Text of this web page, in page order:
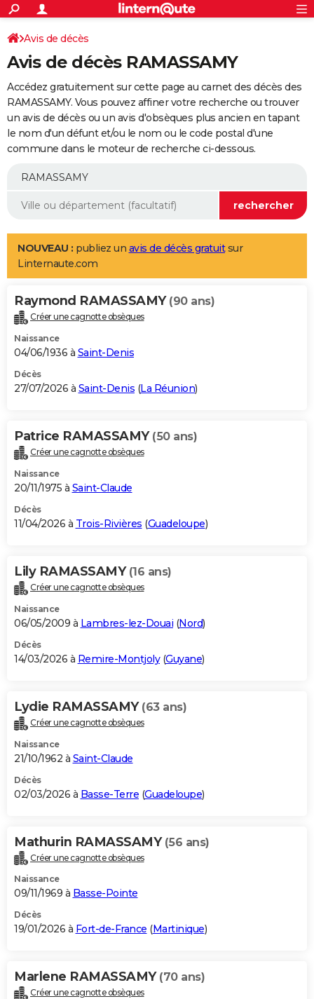
ACTUALITÉS
Politique
Société
Faits Divers
Education
Monde
Villes
+
SPORT
Coupe du monde 2026
Football
Tennis
Cyclisme
Rugby
Forum
Programme TV
TNT
Streaming
Cinéma
Sorties cinéma
Musique
+
FINANCE
Impôts
Immobilier
Risques naturels par ville
Banque
Assurance
Crédit
AUTO
Essais
Réserver un essai
Citadines
Berlines
SUV
Forum auto
+
Mobiles
Meilleur smartphone
Internet
Ordinateurs
Jeux vidéo
Guide high-tech
Aménagement intérieur
LIFESTYLE
Art de vivre
Bien-être
Loisirs
Mode
Modes de vie
Alimentation
Guide de la santé
Maladies
Médicaments
Sommeil
VOYAGE
Destinations
City break
Voyage nature
Voyage de noces
Forum
Climat
+PHOTO
GUIDES D'ACHAT
BONS PLANS
Carte de Noël
Carte Bonne année
Carte Saint-Valentin
Carte Pâques
Carte d'anniversaire
DICTIONNAIRE
Dictionnaire
Biographies
Citations
Expressions
Proverbes
PROGRAMME TV
S'inscrire
Se connecter
Lycées
Collèges
Primaires
Universités
Entreprises
Service militaire
Avis de recherche
AVIS DE DÉCÈS
Bricolage
Lifestyle
Culture
Sport
Auto
Television
Voyage
Cinema
Avis de décès
Avis de décès RAMASSAMY
Accédez gratuitement sur cette page au carnet des décès des
RAMASSAMY. Vous pouvez affiner votre recherche ou trouver
un avis de décès ou un avis d'obsèques plus ancien en tapant
le nom d'un défunt et/ou le nom ou le code postal d'une
commune dans le moteur de recherche ci-dessous.
NOUVEAU : publiez un avis de décès gratuitsur
Linternaute.com
Raymond RAMASSAMY (90 ans)
Créer une cagnotte obsèques
Naissance
04/06/1936 à Saint-Denis
Décès
27/07/2026 à Saint-Denis (La Réunion)
Patrice RAMASSAMY (50 ans)
Créer une cagnotte obsèques
Naissance
20/11/1975 à Saint-Claude
Décès
11/04/2026 à Trois-Rivières (Guadeloupe)
Lily RAMASSAMY (16 ans)
Créer une cagnotte obsèques
Naissance
06/05/2009 à Lambres-lez-Douai (Nord)
Décès
14/03/2026 à Remire-Montjoly(Guyane)
Lydie RAMASSAMY (63 ans)
Créer une cagnotte obsèques
Naissance
21/10/1962 à Saint-Claude
Décès
02/03/2026 à Basse-Terre (Guadeloupe)
Mathurin RAMASSAMY (56 ans)
Créer une cagnotte obsèques
Naissance
09/11/1969 à Basse-Pointe
Décès
19/01/2026 à Fort-de-France (Martinique)
Marlene RAMASSAMY (70 ans)
Créer une cagnotte obsèques